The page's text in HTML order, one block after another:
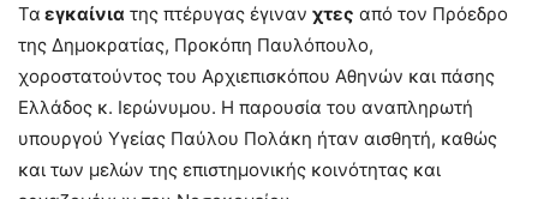
Τα εγκαίνια της πτέρυγας έγιναν χτες από τον Πρόεδρο
της Δημοκρατίας, Προκόπη Παυλόπουλο,
χοροστατούντος του Αρχιεπισκόπου Αθηνών και πάσης
Ελλάδος κ. Ιερώνυμου. Η παρουσία του αναπληρωτή
υπουργού Υγείας Παύλου Πολάκη ήταν αισθητή, καθώς
και των μελών της επιστημονικής κοινότητας και